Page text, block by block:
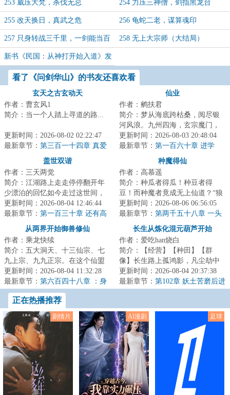
图
253 威压大梵，杀伐无忌 254 力压三神僧，剑指黑龙台
255 改天换日，真武之危 256 龟蛇二老，谋算魂印
257 只身转战三千里，一剑能当百
万师
258 无上大宗师（大结局）
新书《民国：从神打开始入道》发
布。请支持。
看了《问剑华山》的书友还喜欢看
玄天之古玄动天
作者：曹玄风1
简介：当一个人踏上寻道的路...
更新时间：2026-08-02 02:22:47
最新章节： 第三百一十四章 真爱
仙业
作者：鹓扶君
简介：梦从海底跨枯桑，阅尽银
河风浪。九州四海，玄宗魔门，
天人外道，净土僧伽。炼炁，授
箓，服饵，占验...
更新时间：2026-08-03 20:48:04
最新章节： 第一百六十章 进学
盖世双谐
作者：三天两觉
简介：江湖路上走走停停翻开年
少漂泊的回忆如今走过这世间，
万般留恋峰吹起了从前...
更新时间：2026-08-04 12:46:44
最新章节： 第一百三十章 还有高
手？（上）
种魔得仙
作者：高慕遥
简介：种瓜者得瓜！种豆者得
豆！而种魔者竟成无上仙道？“狼
虎道君”赢商，靠着一块偶得的神
秘的仙门社稷...
更新时间：2026-08-06 06:56:05
最新章节： 第两千五十八章 一头
天虫小将
从两界开始御兽修仙
作者：乘龙快续
简介：五大洞天、十三仙宗、七
九上宗、九九正宗。在这个仙盟
统治世界的时代，修士需以借兽
修真的方式摘取...
更新时间：2026-08-04 11:32:28
最新章节： 第六百四十八章 ：身
份上门
长生从炼化混元葫芦开始
作者：爱吃han烧白
简介：【经营】【种田】【群
像】长生路上孤鸿影，凡尘劫中
万壑雷一介凡人重生混乱仙界，
危机并存、惶惶度...
更新时间：2026-08-04 20:37:38
最新章节： 第102章 妖土苦磨后进
正在热播推荐
剧情片 AI漫剧 足球